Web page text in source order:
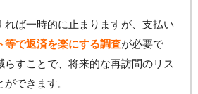
れば一時的に止まりますが、支払い
等で返済を楽にする調査が必要で
らすことで、将来的な再訪問のリス
できます。